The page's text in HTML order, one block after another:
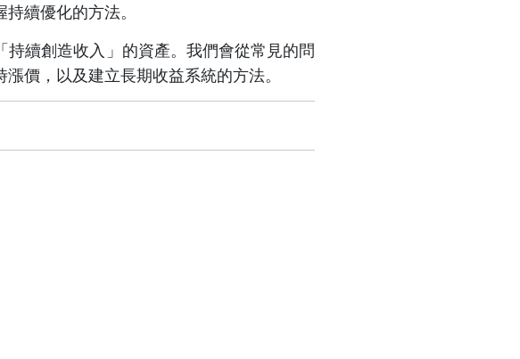
續優化的方法。
續創造收入」的資產。我們會從常見的問
價，以及建立長期收益系統的方法。